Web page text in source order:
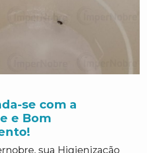
se com a
e Bom
sua Higienização